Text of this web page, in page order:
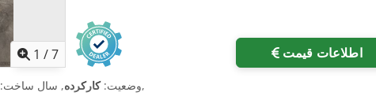
1 /7 اطلاعات قیمت
وضعیت:کارکرده, سال ساخت: ,